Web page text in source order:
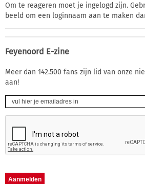
Om te reageren moet je ingelogd zijn.
beeld om een loginnaam aan te maken
Feyenoord E-zine
Meer dan 142.500 fans zijn lid van onze
aan!